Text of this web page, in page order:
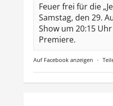
Feuer frei für die
Samstag, den 29.
Show um 20:15
Premiere.
Auf Facebook anzeigen ·